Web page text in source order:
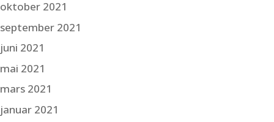
oktober 2021
september 2021
juni 2021
mai 2021
mars 2021
januar 2021